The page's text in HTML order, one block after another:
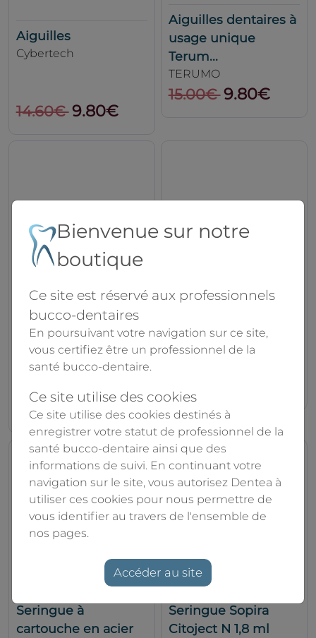
Aiguilles
Cybertech
14.60€9.80€
Aiguilles dentaires à
usage unique
Terum...
TERUMO
15.00€9.80€
Cerviject Seringue
Intraligamentaire
Carl Martin GmbH
249.00€
pour seringue
Sopir...
15.20€
Seringue à
cartouche en acier
Seringue Sopira
Citoject N 1,8 ml
Bienvenue sur notre
boutique
Ce site est réservé aux professionnels
bucco-dentaires
En poursuivant votre navigation sur ce site,
vous certifiez être un professionnel de la
santé bucco-dentaire.
Ce site utilise des cookies
Ce site utilise des cookies destinés à
enregistrer votre statut de professionnel de la
santé bucco-dentaire ainsi que des
informations de suivi. En continuant votre
navigation sur le site, vous autorisez Dentea à
utiliser ces cookies pour nous permettre de
vous identifier au travers de l'ensemble de
nos pages.
Accéder au site